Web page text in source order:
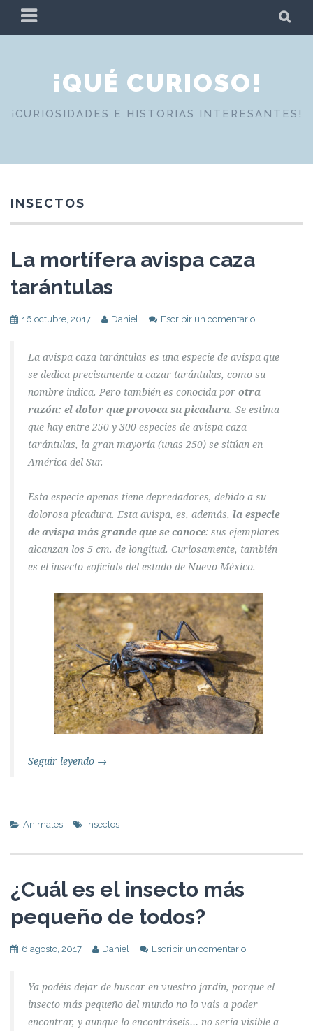
PRIMARY
MENU
¡QUÉ CURIOSO!
¡CURIOSIDADES E HISTORIAS INTERESANTES!
INSECTOS
La mortífera avispa caza
tarántulas
16 octubre, 2017 Daniel Escribir un comentario
La avispa caza tarántulas es una especie de avispa que
se dedica precisamente a cazar tarántulas, como su
nombre indica. Pero también es conocida por otra
razón: el dolor que provoca su picadura. Se estima
que hay entre 250 y 300 especies de avispa caza
tarántulas, la gran mayoría (unas 250) se sitúan en
América del Sur.
Esta especie apenas tiene depredadores, debido a su
dolorosa picadura. Esta avispa, es, además, la especie
de avispa más grande que se conoce: sus ejemplares
alcanzan los 5 cm. de longitud. Curiosamente, también
es el insecto «oficial» del estado de Nuevo México.
Seguir leyendo →
Animales insectos
¿Cuál es el insecto más
pequeño de todos?
6 agosto, 2017 Daniel Escribir un comentario
Ya podéis dejar de buscar en vuestro jardín, porque el
insecto más pequeño del mundo no lo vais a poder
encontrar, y aunque lo encontráseis… no sería visible a